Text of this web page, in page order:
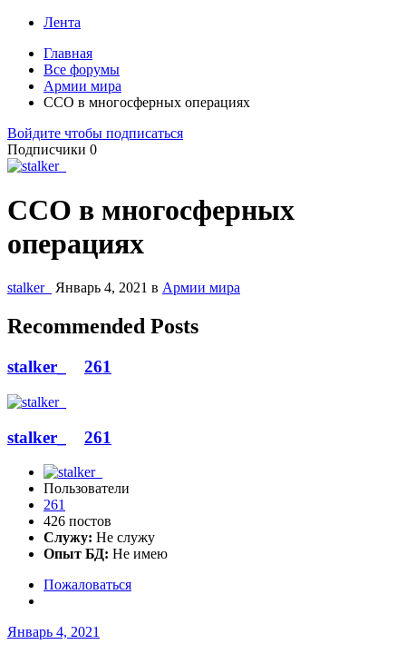
Лента
Главная
Все форумы
Армии мира
ССО в многосферных операциях
Войдите чтобы подписаться
Подписчики 0
ССО в многосферных
операциях
stalker_ Январь 4, 2021 в Армии мира
Recommended Posts
stalker_ 261
stalker_ 261
Пользователи
261
426 постов
Служу: Не служу
Опыт БД: Не имею
Пожаловаться
Январь 4, 2021